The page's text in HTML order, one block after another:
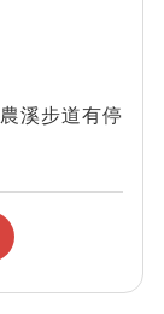
溪步道有停